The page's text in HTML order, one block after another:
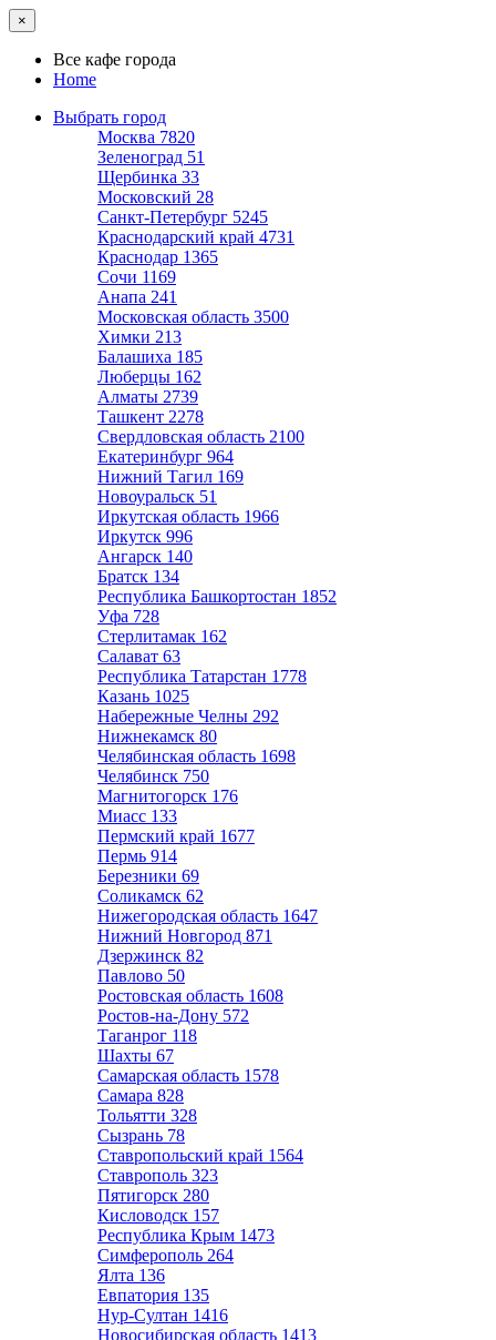
×
Все кафе города
Home
Выбрать город
Москва 7820
Зеленоград 51
Щербинка 33
Московский 28
Санкт-Петербург 5245
Краснодарский край 4731
Краснодар 1365
Сочи 1169
Анапа 241
Московская область 3500
Химки 213
Балашиха 185
Люберцы 162
Алматы 2739
Ташкент 2278
Свердловская область 2100
Екатеринбург 964
Нижний Тагил 169
Новоуральск 51
Иркутская область 1966
Иркутск 996
Ангарск 140
Братск 134
Республика Башкортостан 1852
Уфа 728
Стерлитамак 162
Салават 63
Республика Татарстан 1778
Казань 1025
Набережные Челны 292
Нижнекамск 80
Челябинская область 1698
Челябинск 750
Магнитогорск 176
Миасс 133
Пермский край 1677
Пермь 914
Березники 69
Соликамск 62
Нижегородская область 1647
Нижний Новгород 871
Дзержинск 82
Павлово 50
Ростовская область 1608
Ростов-на-Дону 572
Таганрог 118
Шахты 67
Самарская область 1578
Самара 828
Тольятти 328
Сызрань 78
Ставропольский край 1564
Ставрополь 323
Пятигорск 280
Кисловодск 157
Республика Крым 1473
Симферополь 264
Ялта 136
Евпатория 135
Нур-Султан 1416
Новосибирская область 1413